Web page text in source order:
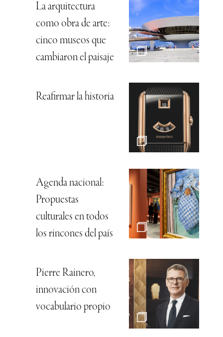
La arquitectura
como obra de arte:
cinco museos que
cambiaron el paisaje
Reafirmar la historia
Agenda nacional:
Propuestas
culturales en todos
los rincones del país
Pierre Rainero,
innovación con
vocabulario propio